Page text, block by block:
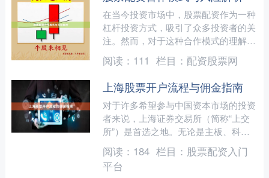
在当今投资市场中，股票配资作为一种
杠杆投资方式，吸引了众多投资者的关
注。然而，对于这种合作模式的理解和
风险把控，却是许多投资者容易忽视的
关键环节。本文将深入解析....
阅读： 111 栏目： 配资股票网
上海股票开户流程与佣金指南
对于许多希望参与中国资本市场的投资
者来说，上海证券交易所（简称“上交
所”）是首选之地。无论是主板、科创
板，还是日益活跃的ETF基金，了解清
晰的开户流程和合理的佣....
阅读： 184 栏目： 股票配资入门
平台